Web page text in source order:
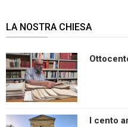
LA NOSTRA CHIESA
I cento